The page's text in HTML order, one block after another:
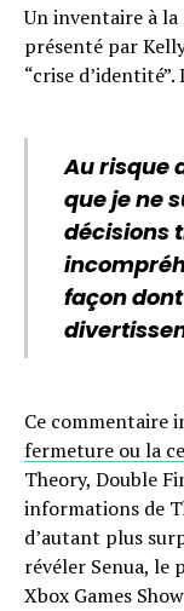
Un inventaire à la
présenté par
“crise
Au risque
que je ne
décisions
façon
Ce commentaire
fermeture ou la
Theory, Double
informations de
d’autant plus
révéler Senua, le
Xbox Games